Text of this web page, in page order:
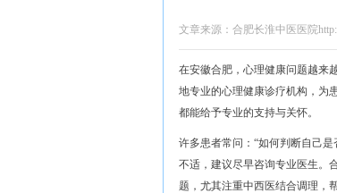
文章来源：合肥长淮中医医院
在安徽合肥，心理健康问题越来
地专业的心理健康诊疗机构，为
都能给予专业的支持与关怀。
许多患者常问：“如何判断自己
不适，建议尽早咨询专业医生。
题，尤其注重中西医结合调理，